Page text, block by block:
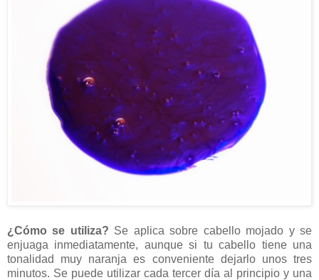
¿Cómo se utiliza? Se aplica sobre cabello mojado y se
enjuaga inmediatamente, aunque si tu cabello tiene una
tonalidad muy naranja es conveniente dejarlo unos tres
minutos. Se puede utilizar cada tercer día al principio y una